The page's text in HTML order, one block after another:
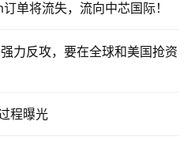
单将流失，流向中芯国际！
力反攻，要在全球和美国抢资
程曝光